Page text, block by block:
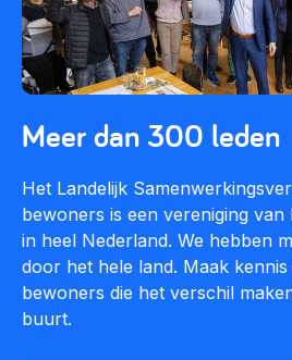
Meer dan 300 leden
Het Landelijk
bewoners is een vereniging van
in heel Nederland. We hebben
door het hele land. Maak
bewoners die het verschil
buurt.